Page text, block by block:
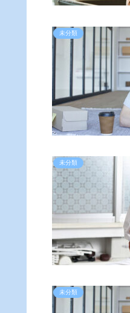
未分類
未分類
未分類